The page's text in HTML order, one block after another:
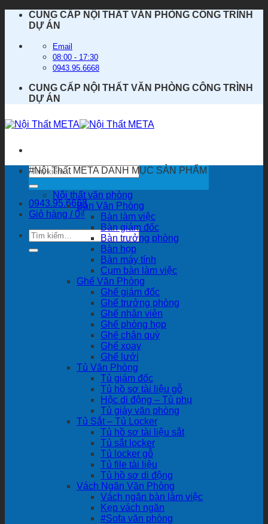
dung
CUNG CẤP NỘI THẤT VĂN PHÒNG CÔNG TRÌNH
DỰ ÁN
Email
08:00 - 17:30
0943.95.6668
CUNG CẤP NỘI THẤT VĂN PHÒNG CÔNG TRÌNH
DỰ ÁN
Tìm
kiếm:
0943.95.6668
Giỏ hàng /0₫
Tìm
kiếm:
#Nội Thất META DANH MỤC SẢN PHẨM
Nội thất văn phòng
Bàn Văn Phòng
Bàn làm việc
Bàn giám đốc
Bàn trưởng phòng
Bàn họp
Bàn máy tính
Cụm bàn làm việc
Ghế Văn Phòng
Ghế giám đốc
Ghế trưởng phòng
Ghế nhân viên
Ghế phòng họp
Ghế chân quỳ
Ghế xoay
Ghế lưới
Tủ Văn Phòng
Tủ giám đốc
Tủ hồ sơ tài liệu gỗ
Hộc di động – Tủ phụ
Tủ giày văn phòng
Tủ Sắt – Tủ Locker
Tủ hồ sơ tài liệu sắt
Tủ sắt locker
Tủ locker gỗ
Tủ file tài liệu
Tủ hồ sơ di động
Vách Ngăn Văn Phòng
Vách ngăn bàn làm việc
Kẹp vách ngăn
#Sofa văn phòng